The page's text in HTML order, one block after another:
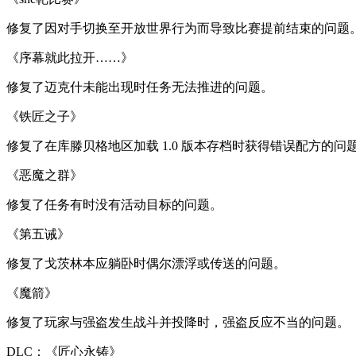
修复了因对手切换至开放世界行为而导致比赛提前结束的问题
《序幕就此拉开……》
修复了迈克什未能出现时任务无法推进的问题。
《铁匠之子》
修复了在库滕贝格地区加载 1.0 版本存档时获得错误配方的问
《恶魔之群》
修复了任务有时没有活动目标的问题。
《第五诫》
修复了戈茨林本应躺卧时偶尔漂浮或传送的问题。
《魔箭》
修复了玩家与强盗发生战斗并投降时，强盗反应不当的问题。
DLC：《匠心永铸》